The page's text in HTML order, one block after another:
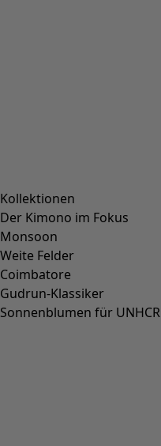
Kollektionen
Der Kimono im Fokus
Monsoon
Weite Felder
Coimbatore
Gudrun-Klassiker
Sonnenblumen für UNHCR